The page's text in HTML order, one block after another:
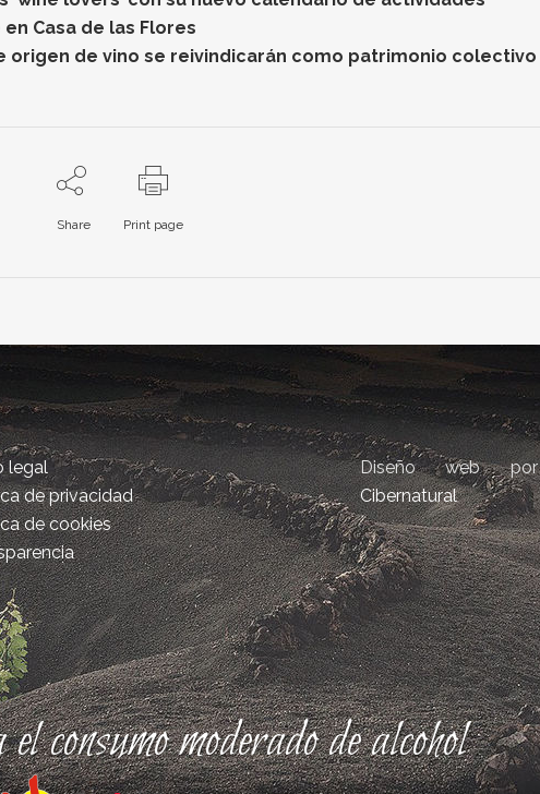
Casa de las Flores
origen de vino se reivindicarán como patrimonio
Share Print page
legal
de privacidad
de cookies
Diseño web
Cibernatural
consumo moderado de alcohol